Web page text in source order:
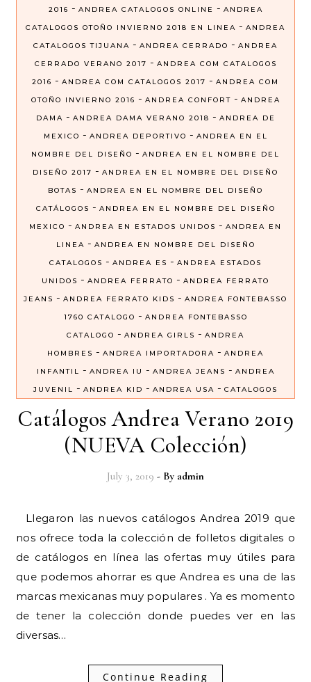
2016 - ANDREA CATALOGOS ONLINE - ANDREA
CATALOGOS OTOÑO INVIERNO 2018 EN LINEA - ANDREA
CATALOGOS TIJUANA - ANDREA CERRADO - ANDREA
CERRADO VERANO 2017 - ANDREA COM CATALOGOS
2016 - ANDREA COM CATALOGOS 2017 - ANDREA COM
OTOÑO INVIERNO 2016 - ANDREA CONFORT - ANDREA
DAMA - ANDREA DAMA VERANO 2018 - ANDREA DE
MEXICO - ANDREA DEPORTIVO - ANDREA EN EL
NOMBRE DEL DISEÑO - ANDREA EN EL NOMBRE DEL
DISEÑO 2017 - ANDREA EN EL NOMBRE DEL DISEÑO
BOTAS - ANDREA EN EL NOMBRE DEL DISEÑO
CATÁLOGOS - ANDREA EN EL NOMBRE DEL DISEÑO
MEXICO - ANDREA EN ESTADOS UNIDOS - ANDREA EN
LINEA - ANDREA EN NOMBRE DEL DISEÑO
CATALOGOS - ANDREA ES - ANDREA ESTADOS
UNIDOS - ANDREA FERRATO - ANDREA FERRATO
JEANS - ANDREA FERRATO KIDS - ANDREA FONTEBASSO
1760 CATALOGO - ANDREA FONTEBASSO
CATALOGO - ANDREA GIRLS - ANDREA
HOMBRES - ANDREA IMPORTADORA - ANDREA
INFANTIL
- ANDREA IU - ANDREA JEANS - ANDREA
JUVENIL
- ANDREA KID - ANDREA USA - CATALOGOS
Catálogos Andrea Verano 2019
(NUEVA Colección)
July 3, 2019 - By admin
Llegaron las nuevos catálogos Andrea 2019 que
nos ofrece toda la colección de folletos digitales o
de catálogos en línea las ofertas muy útiles para
que podemos ahorrar es que Andrea es una de las
marcas mexicanas muy populares . Ya es momento
de tener la colección donde puedes ver en las
diversas…
Continue Reading